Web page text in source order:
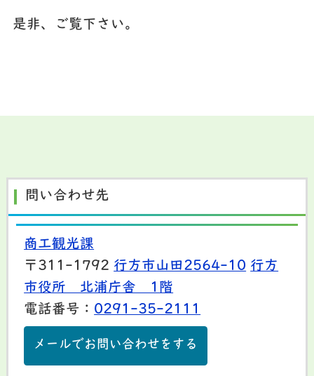
是非、ご覧下さい。
問い合わせ先
商工観光課
〒311-1792 行方市山田2564-10 行方
市役所 北浦庁舎 1階
電話番号： 0291-35-2111
メールでお問い合わせをする